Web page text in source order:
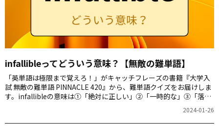
infallibleってどういう意味？【無敵の難単語】
「英単語は極限まで覚えろ！」がキャッチフレーズの書籍『大学入
試 無敵の難単語 PINNACLE 420』から、難単語クイズをお届けしま
す。infallibleの意味は①「絶対に正しい」②「一時的な」③「落下
2024-01-26